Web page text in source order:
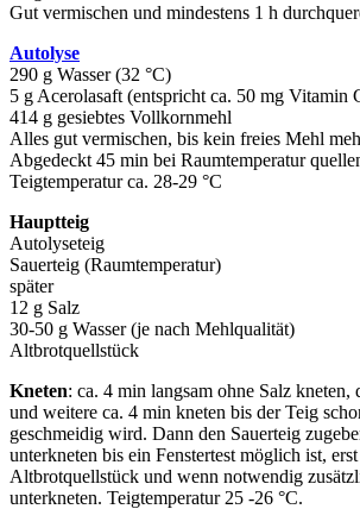
Gut vermischen und mindestens 1 h
Autolyse
290 g Wasser (32 °C)
5 g Acerolasaft (entspricht ca. 50 mg Vitamin
414 g gesiebtes Vollkornmehl
Alles gut vermischen, bis kein freies Mehl
Abgedeckt 45 min bei Raumtemperatur
Teigtemperatur ca. 28-29 °C
Hauptteig
Autolyseteig
Sauerteig (Raumtemperatur)
später
12 g Salz
30-50 g Wasser (je nach Mehlqualität)
Altbrotquellstück
Kneten: ca. 4 min langsam ohne Salz kneten,
und weitere ca. 4 min kneten bis der Teig
geschmeidig wird. Dann den Sauerteig
unterkneten bis ein Fenstertest möglich ist,
Altbrotquellstück und wenn notwendig
unterkneten. Teigtemperatur 25 -26 °C.